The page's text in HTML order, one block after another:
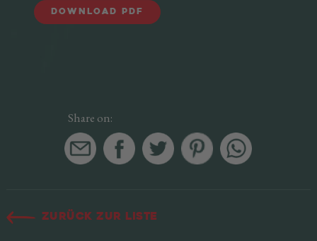
DOWNLOAD PDF
Share on:
Zurück zur Liste